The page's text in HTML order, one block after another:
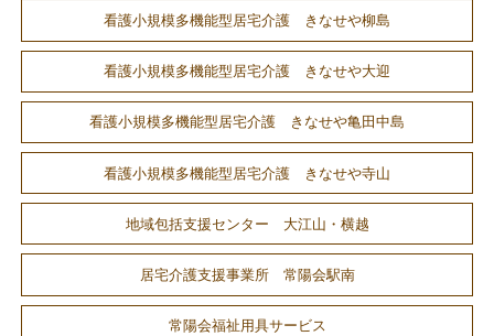
看護小規模多機能型居宅介護 きなせや柳島
看護小規模多機能型居宅介護 きなせや大迎
看護小規模多機能型居宅介護 きなせや亀田中島
看護小規模多機能型居宅介護 きなせや寺山
地域包括支援センター 大江山・横越
居宅介護支援事業所 常陽会駅南
常陽会福祉用具サービス